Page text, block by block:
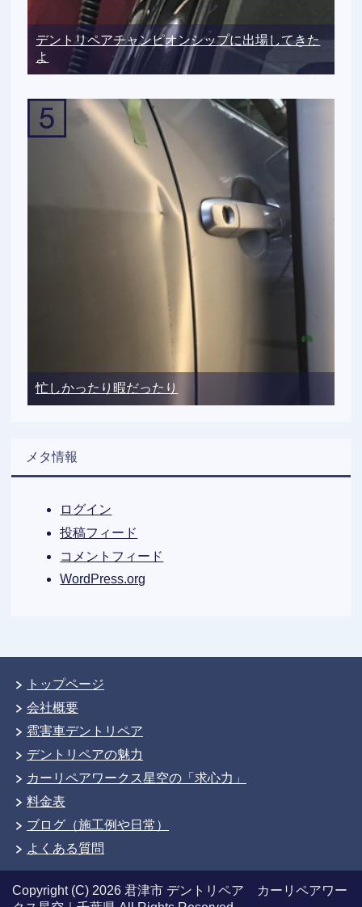
デントリペアチャンピオンシップに出場してきた
よ
忙しかったり暇だったり
メタ情報
ログイン
投稿フィード
コメントフィード
WordPress.org
トップページ
会社概要
雹害車デントリペア
デントリペアの魅力
カーリペアワークス星空の「求心力」
料金表
ブログ（施工例や日常）
よくある質問
Copyright (C) 2026 君津市 デントリペア カーリペアワー